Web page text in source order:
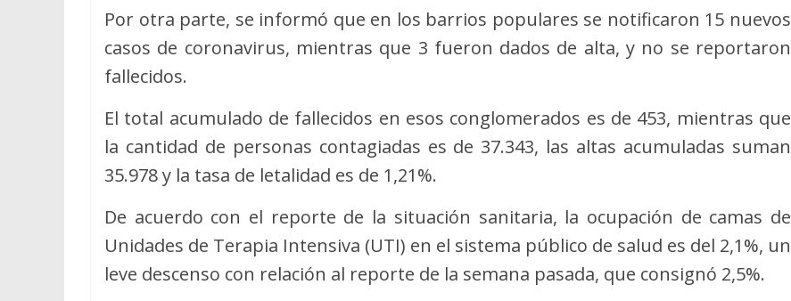
Por otra parte, se informó que en los barrios populares se notificaron 15 nuevos
casos de coronavirus, mientras que 3 fueron dados de alta, y no se reportaron
fallecidos.
El total acumulado de fallecidos en esos conglomerados es de 453, mientras que
la cantidad de personas contagiadas es de 37.343, las altas acumuladas suman
35.978 y la tasa de letalidad es de 1,21%.
De acuerdo con el reporte de la situación sanitaria, la ocupación de camas de
Unidades de Terapia Intensiva (UTI) en el sistema público de salud es del 2,1%, un
leve descenso con relación al reporte de la semana pasada, que consignó 2,5%.